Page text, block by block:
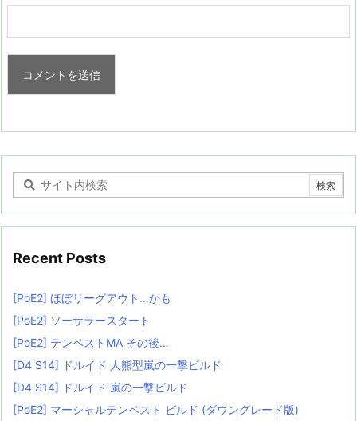
Recent Posts
[PoE2] ほぼリーグアウト…かも
[PoE2] ソーサラースタート
[PoE2] テンペストMA その後…
[D4 S14] ドルイド 人熊型嵐の一撃ビルド
[D4 S14] ドルイド 嵐の一撃ビルド
[PoE2] マーシャルテンペスト ビルド (ダウングレード版)